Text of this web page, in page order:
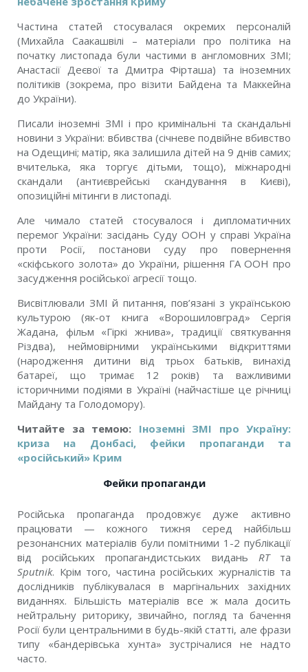
Частина статей стосувалася окремих персоналій
(Михайла Саакашвілі – матеріали про політика на
початку листопада були частими в англомовних ЗМІ;
Анастасії Деєвої та Дмитра Фірташа) та іноземних
політиків (зокрема, про візити Байдена та Маккейна
до України).
Писали іноземні ЗМІ і про кримінальні та скандальні
новини з України: вбивства (січневе подвійне вбивство
на Одещині; матір, яка залишила дітей на 9 днів самих;
вчителька, яка торгує дітьми, тощо), міжнародні
скандали (антиєврейські скандування в Києві),
опозиційні мітинги в листопаді.
Але чимало статей стосувалося і дипломатичних
перемог України: засідань Суду ООН у справі Україна
проти Росії, постанови суду про повернення
«скіфського золота» до України, рішення ГА ООН про
засудження російської агресії тощо.
Висвітлювали ЗМІ й питання, пов’язані з українською
культурою (як-от книга «Ворошиловград» Сергія
Жадана, фільм «Гіркі жнива», традиції святкування
Різдва), неймовірними українськими відкриттями
(народження дитини від трьох батьків, винахід
батареї, що тримає 12 років) та важливими
історичними подіями в Україні (найчастіше це річниці
Майдану та Голодомору).
Читайте за темою: Іноземні ЗМІ про Україну:
криза на Донбасі, фейки пропаганди та
«російський» Крим
Фейки пропаганди
Російська пропаганда продовжує дуже активно
працювати — кожного тижня серед найбільш
резонансних матеріалів були помітними 1-2 публікації
від російських пропагандистських видань RTта
Sputnik. Крім того, частина російських журналістів та
дослідників публікувалася в маргінальних західних
виданнях. Більшість матеріалів все ж мала досить
нейтральну риторику, звичайно, погляд та бачення
Росії були центральними в будь-якій статті, але фрази
типу «бандерівська хунта» зустрічалися не надто
часто.